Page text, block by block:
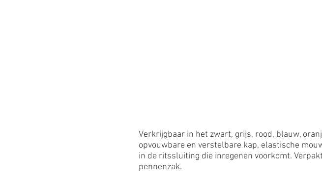
Verkrijgbaar in het zwart, grijs, rood, blauw,
opvouwbare en verstelbare kap, elastische
in de ritssluiting die inregenen voorkomt.
pennenzak.